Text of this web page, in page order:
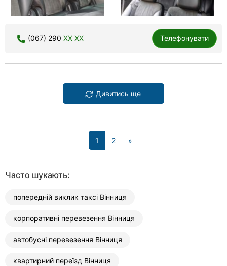
(067) 290 XX XX Телефонувати
Дивитись ще
1 (current)
2 »
Часто шукають:
попередній виклик таксі Вінниця
корпоративні перевезення Вінниця
автобусні перевезення Вінниця
квартирний переїзд Вінниця